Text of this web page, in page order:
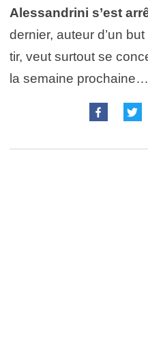
Alessandrini s’est
dernier, auteur d’un
tir, veut surtout se
la semaine prochaine…